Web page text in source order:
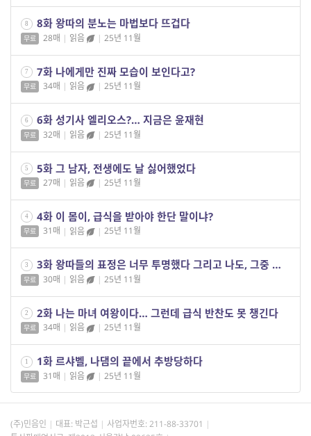
8 8화 왕따의 분노는 마법보다 뜨겁다
무료 28매 | 읽음 | 25년 11월
7 7화 나에게만 진짜 모습이 보인다고?
무료 34매 | 읽음 | 25년 11월
6 6화 성기사 엘리오스?… 지금은 윤재현
무료 32매 | 읽음 | 25년 11월
5 5화 그 남자, 전생에도 날 싫어했었다
무료 27매 | 읽음 | 25년 11월
4 4화 이 몸이, 급식을 받아야 한단 말이냐?
무료 31매 | 읽음 | 25년 11월
3 3화 왕따들의 표정은 너무 투명했다 그리고 나도, 그중 하나였다
무료 30매 | 읽음 | 25년 11월
2 2화 나는 마녀 여왕이다… 그런데 급식 반찬도 못 챙긴다
무료 34매 | 읽음 | 25년 11월
1 1화 르샤벨, 나댐의 끝에서 추방당하다
무료 31매 | 읽음 | 25년 11월
(주)민음인 대표: 박근섭 사업자번호: 211-88-33701